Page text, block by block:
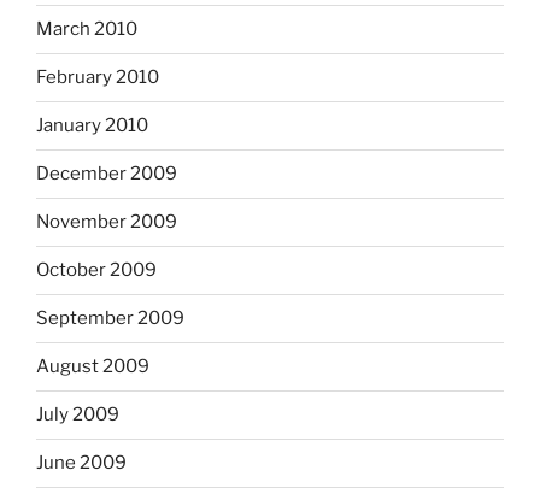
March 2010
February 2010
January 2010
December 2009
November 2009
October 2009
September 2009
August 2009
July 2009
June 2009